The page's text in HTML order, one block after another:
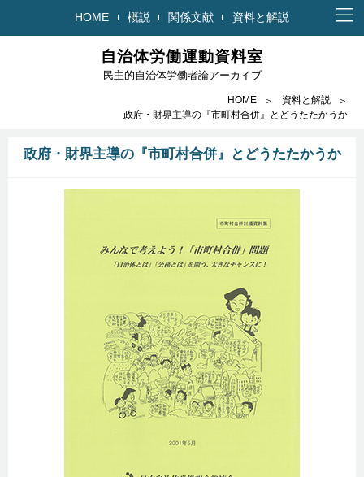
HOME 概説 関係文献 資料と解説
自治体労働運動資料室
民主的自治体労働者論アーカイブ
HOME
資料と解説
政府・財界主導の『市町村合併』とどうたたかうか
政府・財界主導の『市町村合併』とどうたたかうか